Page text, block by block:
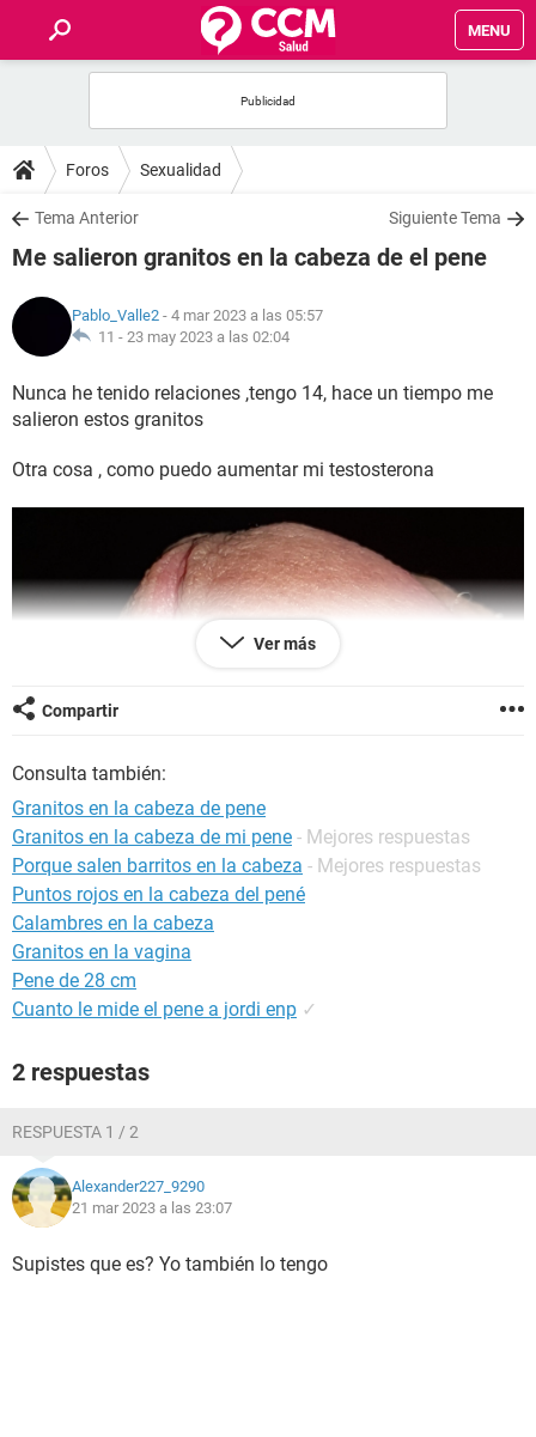
MENU
FOROS
SALUD
NUTRICIÓN
BIENESTAR
SEXUALIDAD
Foros Sexualidad
Tema Anterior Siguiente Tema
Me salieron granitos en la cabeza de el pene
Pablo_Valle2 - 4 mar 2023 a las 05:57
11 - 23 may 2023 a las 02:04
Nunca he tenido relaciones ,tengo 14, hace un tiempo me
salieron estos granitos
Otra cosa , como puedo aumentar mi testosterona
Ver más
Compartir
Consulta también:
Granitos en la cabeza de pene
Granitos en la cabeza de mi pene - Mejores respuestas
Porque salen barritos en la cabeza - Mejores respuestas
Puntos rojos en la cabeza del pené
Calambres en la cabeza
Granitos en la vagina
Pene de 28 cm
Cuanto le mide el pene a jordi enp ✓
2 respuestas
RESPUESTA 1 / 2
Alexander227_9290
21 mar 2023 a las 23:07
Supistes que es? Yo también lo tengo